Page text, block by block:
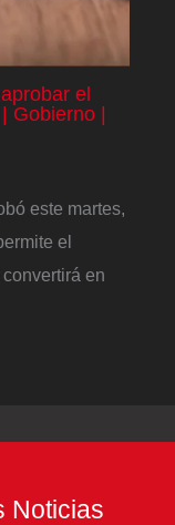
el
Gobierno |
este martes,
el
en
Noticias